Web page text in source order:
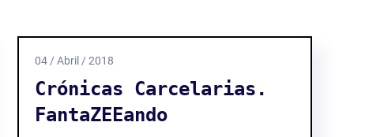
04 / Abril / 2018
Crónicas Carcelarias.
FantaZEEando